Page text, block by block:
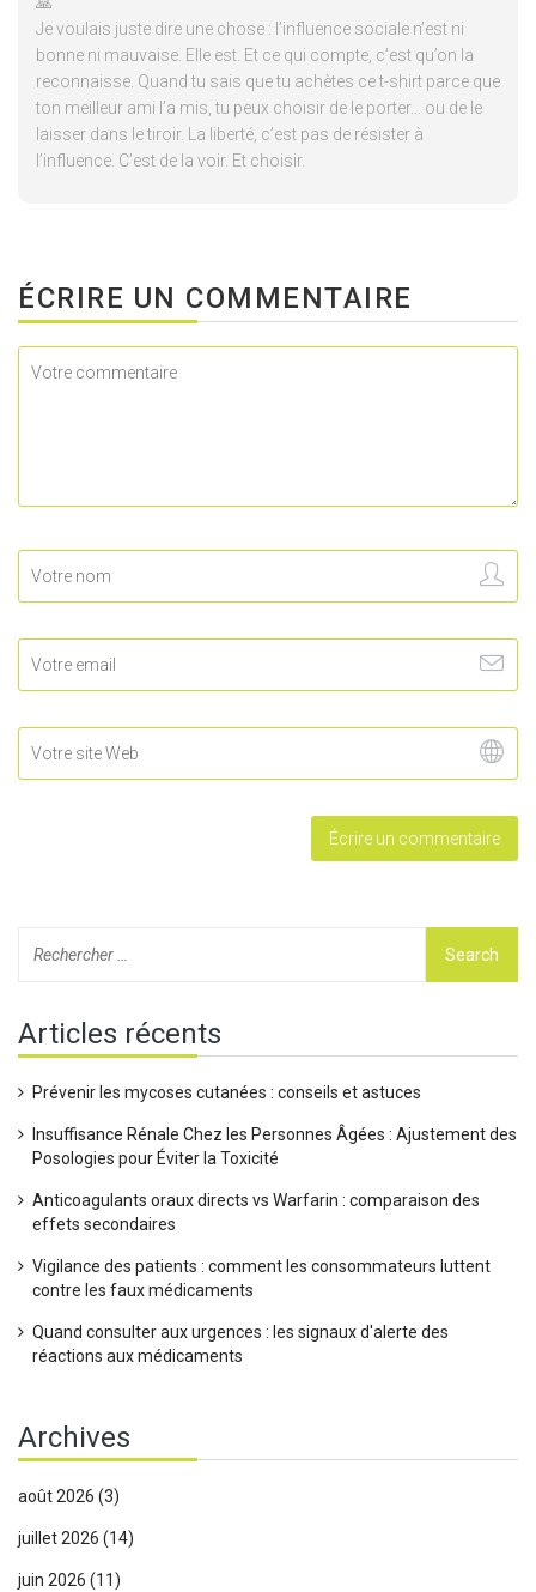
Je voulais juste dire une chose : l’influence sociale n’est ni
bonne ni mauvaise. Elle est. Et ce qui compte, c’est qu’on la
reconnaisse. Quand tu sais que tu achètes ce t-shirt parce que
ton meilleur ami l’a mis, tu peux choisir de le porter… ou de le
laisser dans le tiroir. La liberté, c’est pas de résister à
l’influence. C’est de la voir. Et choisir.
ÉCRIRE UN COMMENTAIRE
Articles récents
Prévenir les mycoses cutanées : conseils et astuces
Insuffisance Rénale Chez les Personnes Âgées : Ajustement des
Posologies pour Éviter la Toxicité
Anticoagulants oraux directs vs Warfarin : comparaison des
effets secondaires
Vigilance des patients : comment les consommateurs luttent
contre les faux médicaments
Quand consulter aux urgences : les signaux d'alerte des
réactions aux médicaments
Archives
août 2026 (3)
juillet 2026 (14)
juin 2026 (11)